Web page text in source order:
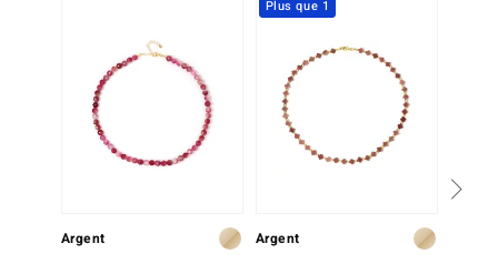
Collection
Argent
Plus que 1
Argent